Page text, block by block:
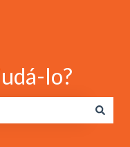
lo?